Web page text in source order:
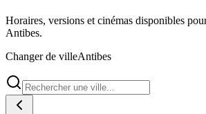
Horaires, versions et cinémas disponibles
Antibes.
Changer de villeAntibes